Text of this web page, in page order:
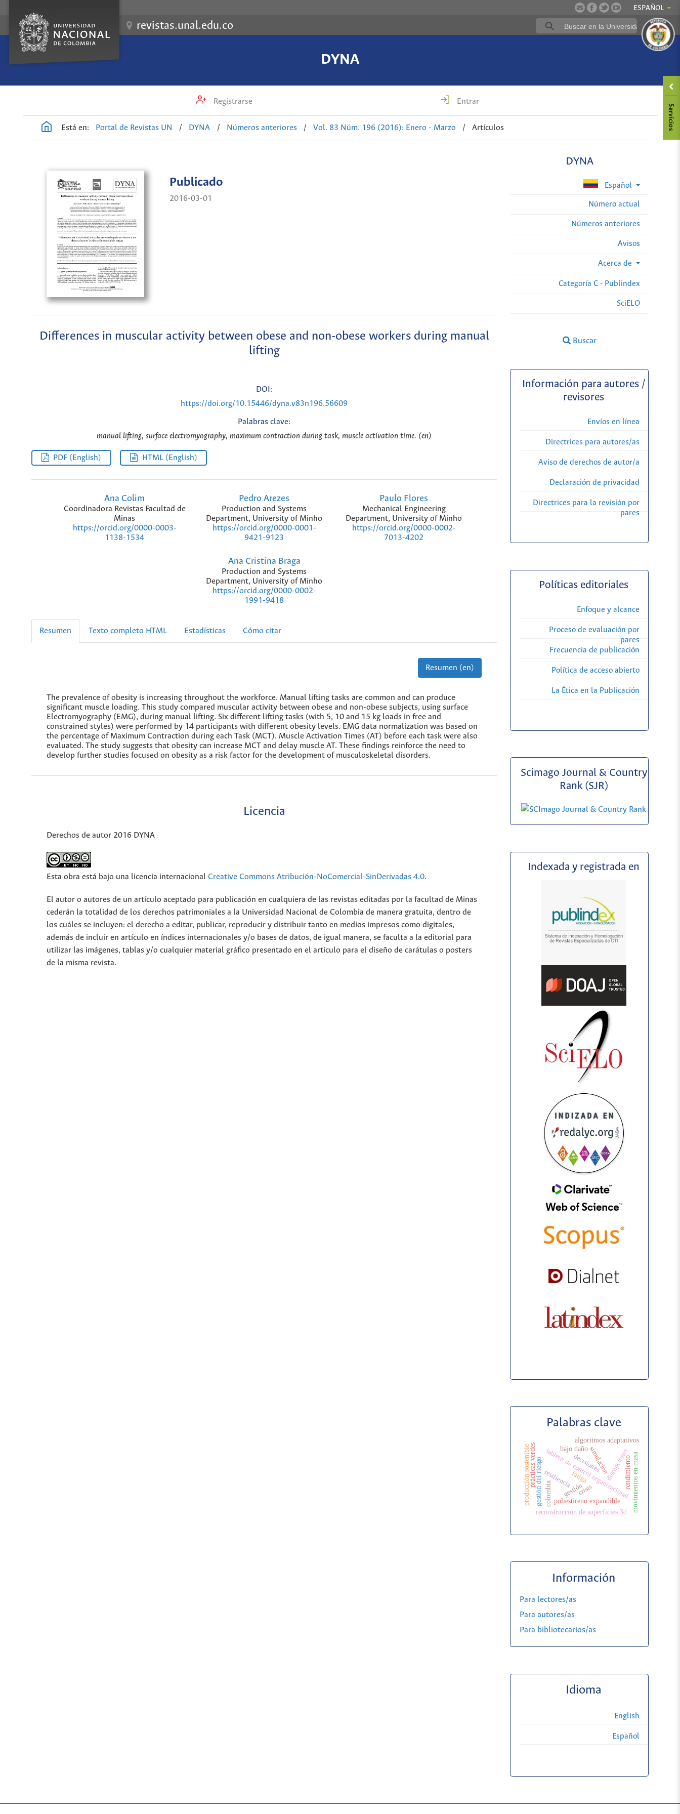
ESPAÑOL
revistas.unal.edu.co
DYNA
Registrarse Entrar
Está en: Portal de Revistas UN / DYNA / Números anteriores / Vol. 83 Núm. 196 (2016): Enero - Marzo / Artículos
DYNA
Español
Número actual
Números anteriores
Avisos
Acerca de
Categoría C - Publindex
SciELO
Buscar
Publicado
2016-03-01
Differences in muscular activity between obese and non-obese workers during manual
lifting
DOI:
https://doi.org/10.15446/dyna.v83n196.56609
Palabras clave:
manual lifting, surface electromyography, maximum contraction during task, muscle activation time. (en)
PDF (English) HTML (English)
Ana Colim
Coordinadora Revistas Facultad de
Minas
https://orcid.org/0000-0003-
1138-1534
Pedro Arezes
Production and Systems
Department, University of Minho
https://orcid.org/0000-0001-
9421-9123
Paulo Flores
Mechanical Engineering
Department, University of Minho
https://orcid.org/0000-0002-
7013-4202
Ana Cristina Braga
Production and Systems
Department, University of Minho
https://orcid.org/0000-0002-
1991-9418
Resumen Texto completo HTML Estadísticas Cómo citar
Resumen (en)
The prevalence of obesity is increasing throughout the workforce. Manual lifting tasks are common and can produce
significant muscle loading. This study compared muscular activity between obese and non-obese subjects, using surface
Electromyography (EMG), during manual lifting. Six different lifting tasks (with 5, 10 and 15 kg loads in free and
constrained styles) were performed by 14 participants with different obesity levels. EMG data normalization was based on
the percentage of Maximum Contraction during each Task (MCT). Muscle Activation Times (AT) before each task were also
evaluated. The study suggests that obesity can increase MCT and delay muscle AT. These findings reinforce the need to
develop further studies focused on obesity as a risk factor for the development of musculoskeletal disorders.
Licencia
Derechos de autor 2016 DYNA
Esta obra está bajo una licencia internacional Creative Commons Atribución-NoComercial-SinDerivadas 4.0.
El autor o autores de un artículo aceptado para publicación en cualquiera de las revistas editadas por la facultad de Minas
cederán la totalidad de los derechos patrimoniales a la Universidad Nacional de Colombia de manera gratuita, dentro de
los cuáles se incluyen: el derecho a editar, publicar, reproducir y distribuir tanto en medios impresos como digitales,
además de incluir en artículo en índices internacionales y/o bases de datos, de igual manera, se faculta a la editorial para
utilizar las imágenes, tablas y/o cualquier material gráfico presentado en el artículo para el diseño de carátulas o posters
de la misma revista.
Información para autores /
revisores
Envíos en línea
Directrices para autores/as
Aviso de derechos de autor/a
Declaración de privacidad
Directrices para la revisión por
pares
Políticas editoriales
Enfoque y alcance
Proceso de evaluación por
pares
Frecuencia de publicación
Política de acceso abierto
La Ética en la Publicación
Scimago Journal & Country
Rank (SJR)
Indexada y registrada en
Palabras clave
simulación
resiliencia disrupciones
gestión
rendimiento
decisiones
crisis
tablero de control organizacional
poliestireno expandible
fatiga movimientos en masa
gestión del riesgo
algoritmos adaptativos
reconstrucción de superficies 3d
prácticas verdes
producción sostenible colombia
bajo daño
Información
Para lectores/as
Para autores/as
Para bibliotecarios/as
Idioma
English
Español